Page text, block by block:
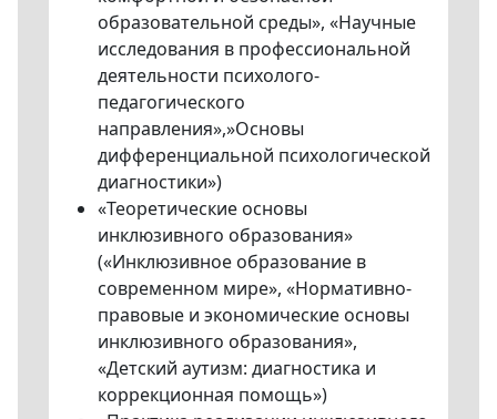
образовательной среды», «Научные
исследования в профессиональной
деятельности психолого-
педагогического
направления»,»Основы
дифференциальной психологической
диагностики»)
«Теоретические основы
инклюзивного образования»
(«Инклюзивное образование в
современном мире», «Нормативно-
правовые и экономические основы
инклюзивного образования»,
«Детский аутизм: диагностика и
коррекционная помощь»)